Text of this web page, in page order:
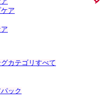
ア
カテゴリすべて
ック